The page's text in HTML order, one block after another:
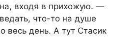
входя в прихожую. —
что-то на душе
весь день. А тут Стасик